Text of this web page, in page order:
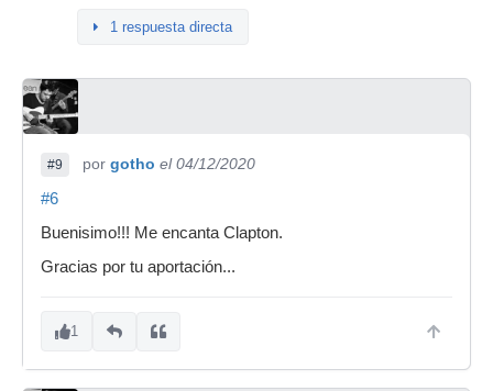
1 respuesta directa
#9 por gotho el 04/12/2020
#6
Buenisimo!!! Me encanta Clapton.
Gracias por tu aportación...
1